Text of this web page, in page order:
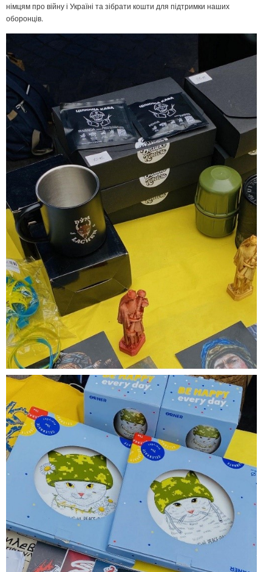
німцям про війну і Україні та зібрати кошти для підтримки наших
оборонців.